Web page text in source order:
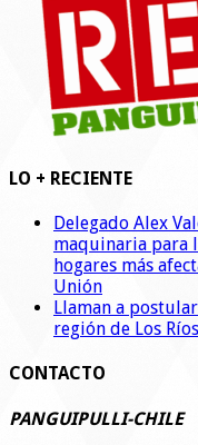
LO + RECIENTE
Delegado Alex
maquinaria para
hogares más
Unión
Llaman a
región de Los Ríos
CONTACTO
PANGUIPULLI-CHILE